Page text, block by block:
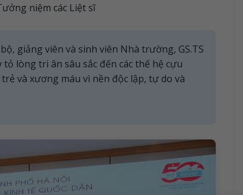
niệm các Liệt sĩ
giảng viên và sinh viên Nhà trường, GS.TS
lòng tri ân sâu sắc đến các thế hệ cựu
và xương máu vì nền độc lập, tự do và